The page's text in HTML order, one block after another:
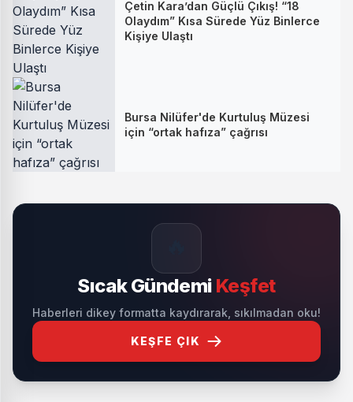
Çetin Kara’dan Güçlü Çıkış! “18
Olaydım” Kısa Sürede Yüz Binlerce
Kişiye Ulaştı
Bursa Nilüfer'de Kurtuluş Müzesi
için “ortak hafıza” çağrısı
Sıcak Gündemi Keşfet
Haberleri dikey formatta kaydırarak, sıkılmadan oku!
KEŞFE ÇIK